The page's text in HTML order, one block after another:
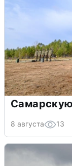
8 августа 13